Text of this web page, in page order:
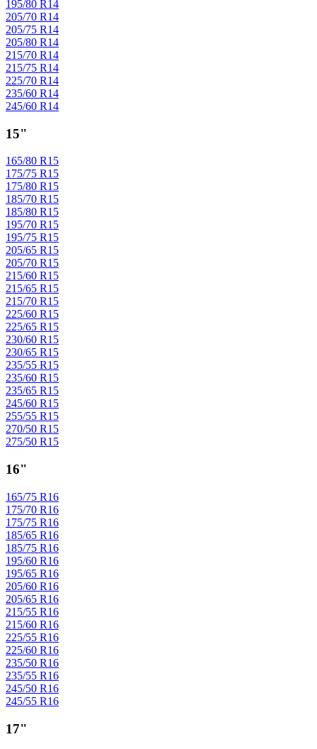
195/80 R14
205/70 R14
205/75 R14
205/80 R14
215/70 R14
215/75 R14
225/70 R14
235/60 R14
245/60 R14
15"
165/80 R15
175/75 R15
175/80 R15
185/70 R15
185/80 R15
195/70 R15
195/75 R15
205/65 R15
205/70 R15
215/60 R15
215/65 R15
215/70 R15
225/60 R15
225/65 R15
230/60 R15
230/65 R15
235/55 R15
235/60 R15
235/65 R15
245/60 R15
255/55 R15
270/50 R15
275/50 R15
16"
165/75 R16
175/70 R16
175/75 R16
185/65 R16
185/75 R16
195/60 R16
195/65 R16
205/60 R16
205/65 R16
215/55 R16
215/60 R16
225/55 R16
225/60 R16
235/50 R16
235/55 R16
245/50 R16
245/55 R16
17"